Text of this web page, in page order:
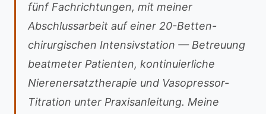
fünf Fachrichtungen, mit meiner
Abschlussarbeit auf einer 20-Betten-
chirurgischen Intensivstation — Betreuung
beatmeter Patienten, kontinuierliche
Nierenersatztherapie und Vasopressor-
Titration unter Praxisanleitung. Meine